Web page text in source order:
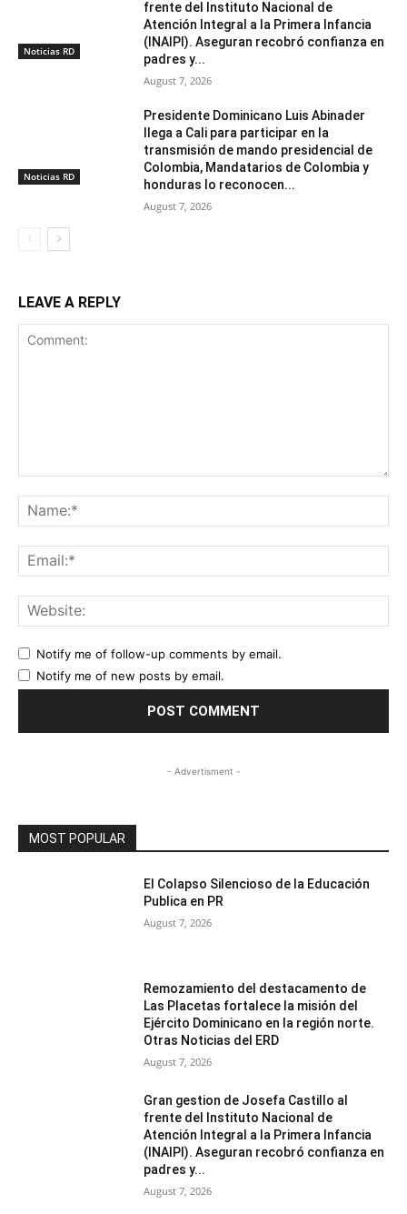
Noticias RD
frente del Instituto Nacional de
Atención Integral a la Primera Infancia
(INAIPI). Aseguran recobró confianza en
padres y...
August 7, 2026
Noticias RD
Presidente Dominicano Luis Abinader
llega a Cali para participar en la
transmisión de mando presidencial de
Colombia, Mandatarios de Colombia y
honduras lo reconocen...
August 7, 2026
LEAVE A REPLY
Notify me of follow-up comments by email.
Notify me of new posts by email.
- Advertisment -
MOST POPULAR
El Colapso Silencioso de la Educación
Publica en PR
August 7, 2026
Remozamiento del destacamento de
Las Placetas fortalece la misión del
Ejército Dominicano en la región norte.
Otras Noticias del ERD
August 7, 2026
Gran gestion de Josefa Castillo al
frente del Instituto Nacional de
Atención Integral a la Primera Infancia
(INAIPI). Aseguran recobró confianza en
padres y...
August 7, 2026